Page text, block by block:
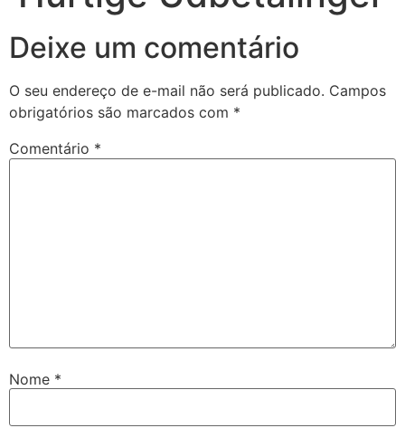
Deixe um comentário
O seu endereço de e-mail não será publicado. Campos
obrigatórios são marcados com *
Comentário *
Nome *